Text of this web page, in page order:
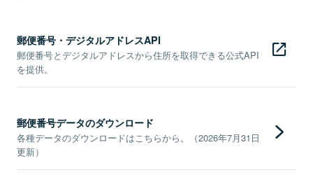
郵便番号・デジタルアドレスAPI
郵便番号とデジタルアドレスから住所を取得できる公式API
を提供。
郵便番号データのダウンロード
各種データのダウンロードはこちらから。（2026年7月31日
更新）